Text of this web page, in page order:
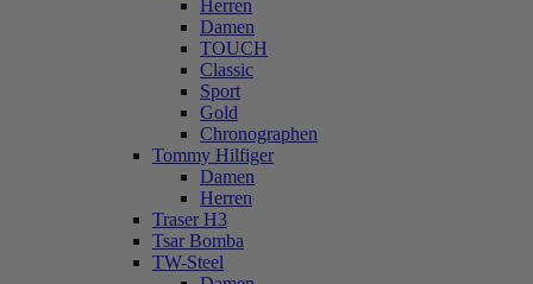
Herren
Damen
TOUCH
Classic
Sport
Gold
Chronographen
Tommy Hilfiger
Damen
Herren
Traser H3
Tsar Bomba
TW-Steel